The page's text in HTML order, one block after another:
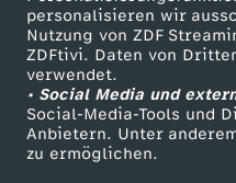
personalisieren wir
Nutzung von ZDF
ZDFtivi. Daten von
verwendet.
• Social Media und
Social-Media-Tools und
Anbietern. Unter
zu ermöglichen.
ZDF Unternehmen
Karriere